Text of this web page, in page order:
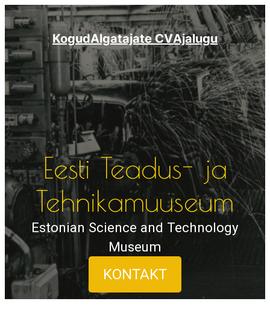
Liigu
sisu
juurde
KogudAlgatajate CVAjalugu
Eesti Teadus- ja
Tehnikamuuseum
Estonian Science and Technology
Museum
KONTAKT